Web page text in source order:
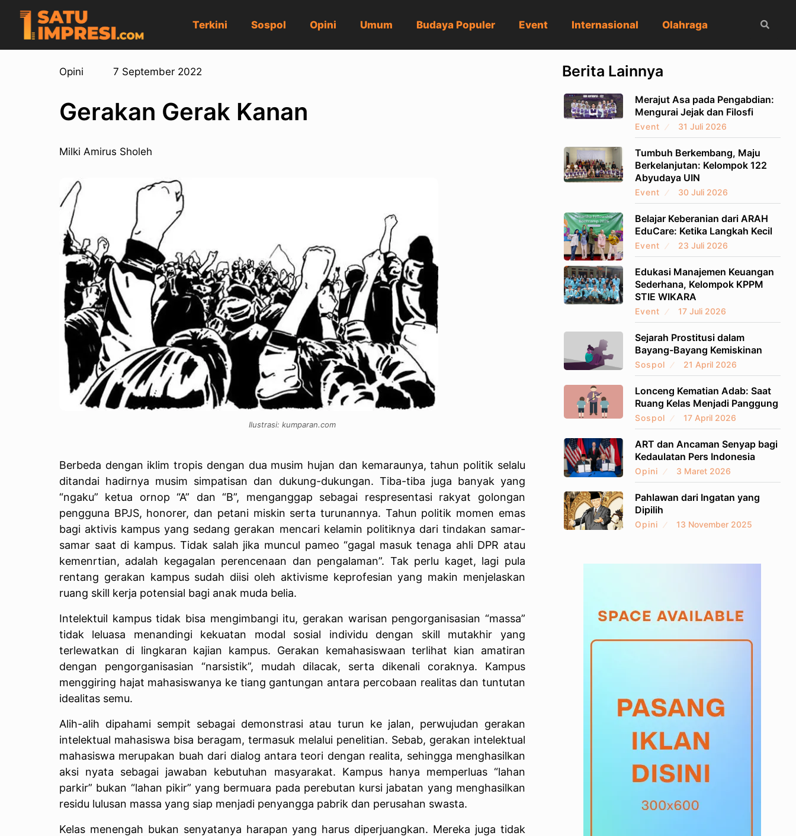
Terkini Sospol Opini Umum Budaya Populer Event Internasional Olahraga
Opini 7 September 2022
Gerakan Gerak Kanan
Milki Amirus Sholeh
Ilustrasi: kumparan.com
Berbeda dengan iklim tropis dengan dua musim hujan dan kemaraunya, tahun politik selalu
ditandai hadirnya musim simpatisan dan dukung-dukungan. Tiba-tiba juga banyak yang
“ngaku” ketua ornop “A” dan “B”, menganggap sebagai respresentasi rakyat golongan
pengguna BPJS, honorer, dan petani miskin serta turunannya. Tahun politik momen emas
bagi aktivis kampus yang sedang gerakan mencari kelamin politiknya dari tindakan samar-
samar saat di kampus. Tidak salah jika muncul pameo “gagal masuk tenaga ahli DPR atau
kemenrtian, adalah kegagalan perencenaan dan pengalaman”. Tak perlu kaget, lagi pula
rentang gerakan kampus sudah diisi oleh aktivisme keprofesian yang makin menjelaskan
ruang skill kerja potensial bagi anak muda belia.
Intelektuil kampus tidak bisa mengimbangi itu, gerakan warisan pengorganisasian “massa”
tidak leluasa menandingi kekuatan modal sosial individu dengan skill mutakhir yang
terlewatkan di lingkaran kajian kampus. Gerakan kemahasiswaan terlihat kian amatiran
dengan pengorganisasian “narsistik”, mudah dilacak, serta dikenali coraknya. Kampus
menggiring hajat mahasiswanya ke tiang gantungan antara percobaan realitas dan tuntutan
idealitas semu.
Alih-alih dipahami sempit sebagai demonstrasi atau turun ke jalan, perwujudan gerakan
intelektual mahasiswa bisa beragam, termasuk melalui penelitian. Sebab, gerakan intelektual
mahasiswa merupakan buah dari dialog antara teori dengan realita, sehingga menghasilkan
aksi nyata sebagai jawaban kebutuhan masyarakat. Kampus hanya memperluas “lahan
parkir” bukan “lahan pikir” yang bermuara pada perebutan kursi jabatan yang menghasilkan
residu lulusan massa yang siap menjadi penyangga pabrik dan perusahan swasta.
Kelas menengah bukan senyatanya harapan yang harus diperjuangkan. Mereka juga tidak
Berita Lainnya
Merajut Asa pada Pengabdian:
Mengurai Jejak dan Filosfi
Event 31 Juli 2026
Tumbuh Berkembang, Maju
Berkelanjutan: Kelompok 122
Abyudaya UIN
Event 30 Juli 2026
Belajar Keberanian dari ARAH
EduCare: Ketika Langkah Kecil
Event 23 Juli 2026
Edukasi Manajemen Keuangan
Sederhana, Kelompok KPPM
STIE WIKARA
Event 17 Juli 2026
Sejarah Prostitusi dalam
Bayang-Bayang Kemiskinan
Sospol 21 April 2026
Lonceng Kematian Adab: Saat
Ruang Kelas Menjadi Panggung
Sospol 17 April 2026
ART dan Ancaman Senyap bagi
Kedaulatan Pers Indonesia
Opini 3 Maret 2026
Pahlawan dari Ingatan yang
Dipilih
Opini 13 November 2025